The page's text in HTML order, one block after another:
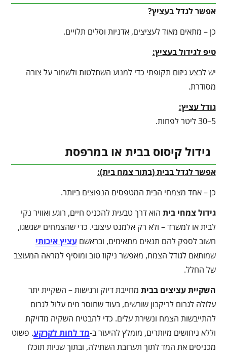
אפשר לגדל בעציץ?
כן – מתאים מאוד לעציצים, אדניות וסלים תלויים.
טיפ לגידול בעציץ:
יש לבצע גיזום תקופתי כדי למנוע השתלטות ולשמור על צורה
מסודרת.
גודל עציץ:
5–30 ליטר לפחות.
גידול קיסוס בבית או במרפסת
אפשר לגדל בבית (בתור צמח בית):
כן – אחד מצמחי הבית המטפסים הנפוצים ביותר.
גידול צמחי בית הוא דרך טבעית להכניס חיים, רוגע ואוויר נקי
לבית או למשרד – ולא רק אלמנט עיצובי. כדי שהצמחים ישגשגו,
חשוב לספק להם תנאים מתאימים, ובראשםעציץ איכותי
שמותאם לגודל הצמח, מאפשר ניקוז טוב ומוסיף למראה המעוצב
של החלל.
השקיית עציצים בבית מחייבת דיוק ורגישות – השקיית יתר
עלולה לגרום לריקבון שורשים, בעוד שחוסר מים עלול לגרום
להתייבשות הצמח ונשירת עלים. כדי להבטיח השקיה מדויקת
וללא ניחושים מיותרים, מומלץ להיעזר ב-מד לחות לקרקע. פשוט
מכניסים את המד לתוך תערובת השתילה, ובתוך שניות תוכלו